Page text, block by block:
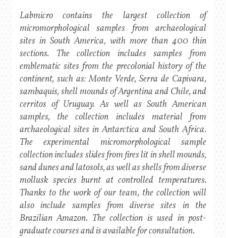
Labmicro contains the largest collection of
micromorphological samples from archaeological
sites in South America, with more than 400 thin
sections. The collection includes samples from
emblematic sites from the precolonial history of the
continent, such as: Monte Verde, Serra de Capivara,
sambaquis, shell mounds of Argentina and Chile, and
cerritos of Uruguay. As well as South American
samples, the collection includes material from
archaeological sites in Antarctica and South Africa.
The experimental micromorphological sample
collection includes slides from fires lit in shell mounds,
sand dunes and latosols, as well as shells from diverse
mollusk species burnt at controlled temperatures.
Thanks to the work of our team, the collection will
also include samples from diverse sites in the
Brazilian Amazon. The collection is used in post-
graduate courses and is available for consultation.